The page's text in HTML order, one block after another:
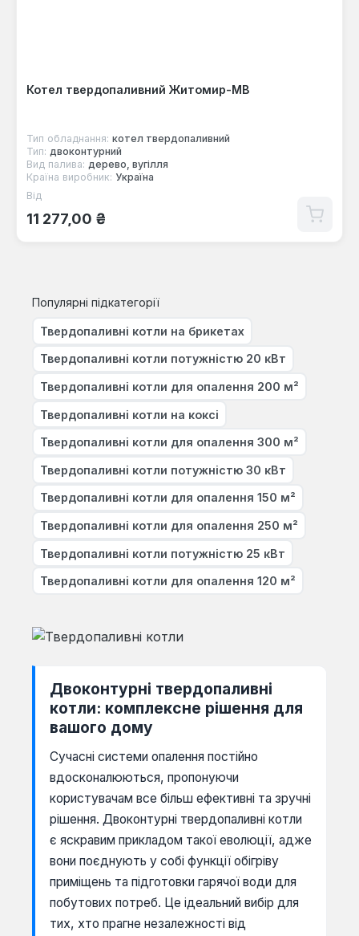
Котел твердопаливний Житомир-МВ
Тип обладнання: котел твердопаливний
Тип: двоконтурний
Вид палива: дерево, вугілля
Країна виробник: Україна
Звичайна ціна:
Від
11 277,00 ₴
Популярні підкатегорії
Твердопаливні котли на брикетах
Твердопаливні котли потужністю 20 кВт
Твердопаливні котли для опалення 200 м²
Твердопаливні котли на коксі
Твердопаливні котли для опалення 300 м²
Твердопаливні котли потужністю 30 кВт
Твердопаливні котли для опалення 150 м²
Твердопаливні котли для опалення 250 м²
Твердопаливні котли потужністю 25 кВт
Твердопаливні котли для опалення 120 м²
Двоконтурні твердопаливні
котли: комплексне рішення для
вашого дому
Сучасні системи опалення постійно
вдосконалюються, пропонуючи
користувачам все більш ефективні та зручні
рішення. Двоконтурні твердопаливні котли
є яскравим прикладом такої еволюції, адже
вони поєднують у собі функції обігріву
приміщень та підготовки гарячої води для
побутових потреб. Це ідеальний вибір для
тих, хто прагне незалежності від